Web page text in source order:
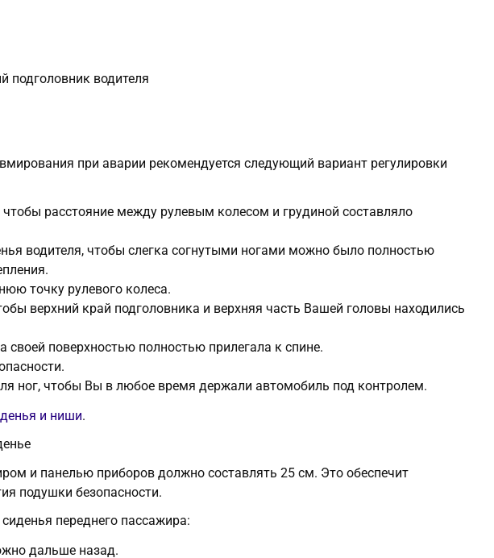
подголовник водителя
при аварии рекомендуется следующий вариант регулировки
чтобы расстояние между рулевым колесом и грудиной составляло
водителя, чтобы слегка согнутыми ногами можно было полностью
точку рулевого колеса.
верхний край подголовника и верхняя часть Вашей головы находились
своей поверхностью полностью прилегала к спине.
ног, чтобы Вы в любое время держали автомобиль под контролем.
и ниши.
и панелью приборов должно составлять 25 см. Это обеспечит
подушки безопасности.
переднего пассажира:
дальше назад.